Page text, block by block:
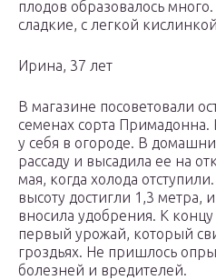
плодов образовалось
сладкие, с легкой
Ирина, 37 лет
В магазине посоветовали
семенах сорта Примадонна.
у себя в огороде. В
рассаду и высадила ее на
мая, когда холода
высоту достигли 1,3 метра,
вносила удобрения. К
первый урожай, который
гроздьях. Не пришлось
болезней и вредителей.